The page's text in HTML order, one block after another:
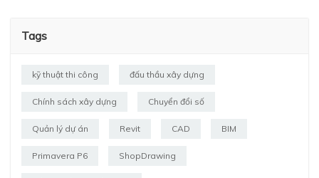
Tags
kỹ thuật thi công đấu thầu xây dựng
Chính sách xây dựng Chuyển đổi số
Quản lý dự án Revit CAD BIM
Primavera P6 ShopDrawing